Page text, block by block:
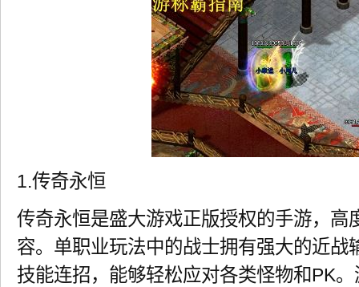
1.传奇永恒
传奇永恒是盛大游戏正版授权的手游，高
容。单职业玩法中的战士拥有强大的近战
技能连招，能够轻松应对各类怪物和PK